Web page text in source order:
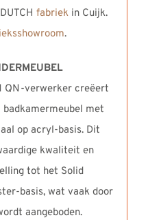
fabriekin Cuijk.
.
QN-verwerker creëert
badkamermeubel met
op acryl-basis. Dit
kwaliteit en
tot het Solid
basis, wat vaak door
aangeboden.